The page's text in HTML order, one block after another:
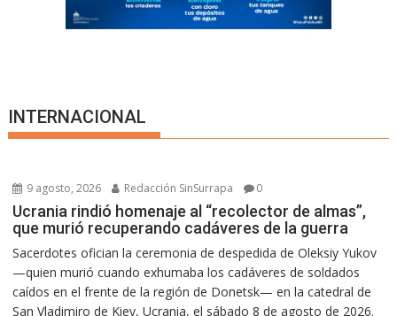
INTERNACIONAL
9 agosto, 2026 Redacción SinSurrapa 0
Ucrania rindió homenaje al “recolector de almas”,
que murió recuperando cadáveres de la guerra
Sacerdotes ofician la ceremonia de despedida de Oleksiy Yukov
—quien murió cuando exhumaba los cadáveres de soldados
caídos en el frente de la región de Donetsk— en la catedral de
San Vladimiro de Kiev, Ucrania, el sábado 8 de agosto de 2026.